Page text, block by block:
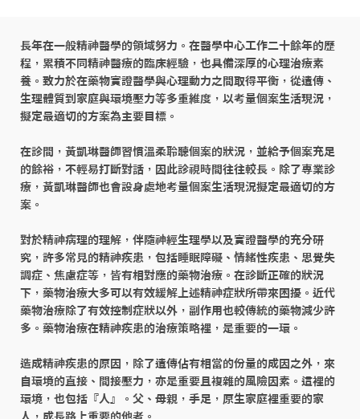
長年在一般精神醫學的領域努力。在醫學中心工作二十餘年的歷
程，累積不同精神醫療的臨床經驗，也具備深厚的心理治療素
養。致力於在藥物實證醫學與心理動力之間取得平衡，從遺傳、
生理體質到家庭與環境壓力等多重維度，以考量個案生活現況，
擬定最適切的方案為主要目標。
在診間，黃凱琳醫師習慣溫柔聆聽個案的狀況，並給予個案充足
的餘裕，不輕易打斷對話，因此診視時間往往較長。除了專業診
療，黃凱琳醫師也會設身處地考量個案生活現況擬定最適切的方
案。
對於精神病理的理解，伴隨神經生理學以及實證醫學的充分研
究，許多常見的精神疾患，包括睡眠障礙、情緒性疾患、思覺失
調症、焦慮症等，皆有相對應的藥物治療。在診斷正確的狀況
下，藥物治療大多可以有效緩解上述精神症狀所帶來困擾。近代
藥物治療除了有效控制症狀以外，副作用也較傳統的藥物減少許
多。藥物治療在精神疾患的治療策略裡，是重要的一環。
造成精神疾患的原因，除了遺傳佔有相當的份量的成因之外，來
自環境的直接、間接壓力，亦是重要且複雜的風險因素。這裡的
環境，也包括『人』。父、母親，手足，原生家庭裡重要的家
人，成長路上重要的他者。